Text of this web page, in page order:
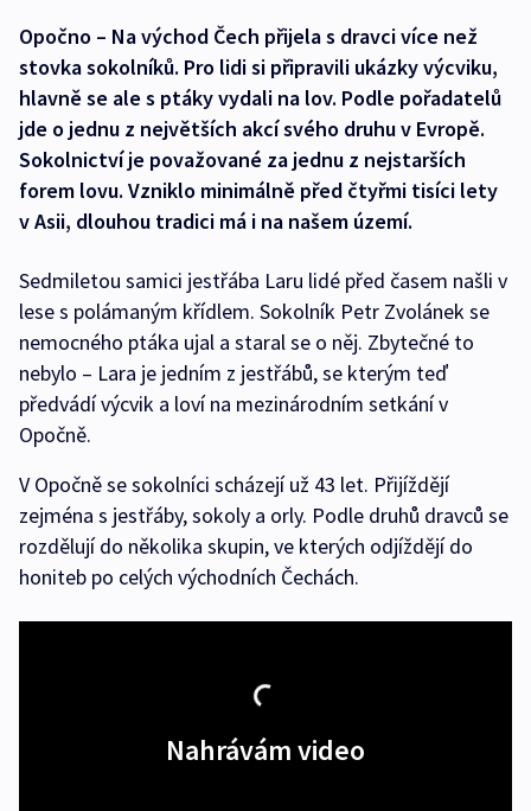
Opočno – Na východ Čech přijela s dravci více než
stovka sokolníků. Pro lidi si připravili ukázky výcviku,
hlavně se ale s ptáky vydali na lov. Podle pořadatelů
jde o jednu z největších akcí svého druhu v Evropě.
Sokolnictví je považované za jednu z nejstarších
forem lovu. Vzniklo minimálně před čtyřmi tisíci lety
v Asii, dlouhou tradici má i na našem území.
Sedmiletou samici jestřába Laru lidé před časem našli v
lese s polámaným křídlem. Sokolník Petr Zvolánek se
nemocného ptáka ujal a staral se o něj. Zbytečné to
nebylo – Lara je jedním z jestřábů, se kterým teď
předvádí výcvik a loví na mezinárodním setkání v
Opočně.
V Opočně se sokolníci scházejí už 43 let. Přijíždějí
zejména s jestřáby, sokoly a orly. Podle druhů dravců se
rozdělují do několika skupin, ve kterých odjíždějí do
honiteb po celých východních Čechách.
Nahrávám video